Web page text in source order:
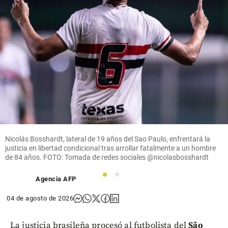
las
empresas
crecen
share
share
Inicio
Situación
de
seguridad
en Cali
share
Nicolás Bosshardt, lateral de 19 años del Sao Paulo, enfrentará la
justicia en libertad condicional tras arrollar fatalmente a un hombre
de 84 años. FOTO: Tomada de redes sociales @nicolasbosshardt
1 2
Agencia AFP
04 de agosto de 2026
La justicia brasileña procesó al futbolista delSão